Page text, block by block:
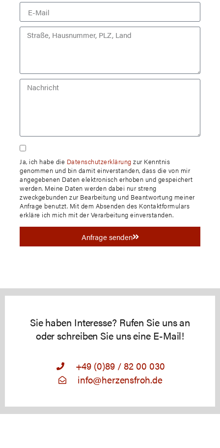
Ja, ich habe die Datenschutzerklärung zur Kenntnis
genommen und bin damit einverstanden, dass die von mir
angegebenen Daten elektronisch erhoben und gespeichert
werden. Meine Daten werden dabei nur streng
zweckgebunden zur Bearbeitung und Beantwortung meiner
Anfrage benutzt. Mit dem Absenden des Kontaktformulars
erkläre ich mich mit der Verarbeitung einverstanden.
Anfrage senden
Sie haben Interesse? Rufen Sie uns an
oder schreiben Sie uns eine E-Mail!
+49 (0)89 / 82 00 030
info@herzensfroh.de